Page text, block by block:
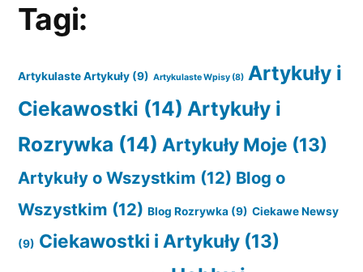
Tagi:
Artykulaste Artykuły (9) Artykulaste Wpisy (8) Artykuły i
Ciekawostki (14) Artykuły i
Rozrywka (14) Artykuły Moje (13)
Artykuły o Wszystkim (12) Blog o
Wszystkim (12) Blog Rozrywka (9) Ciekawe Newsy
(9) Ciekawostki i Artykuły (13)